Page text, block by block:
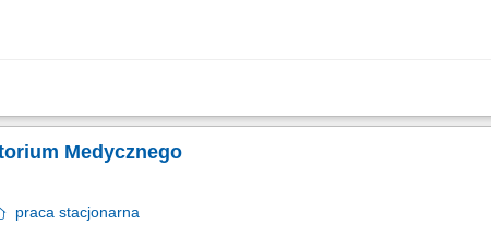
oraz zgodnością realizacji programów z wymogami prawnymi. Tworzenie
Medycznego
praca stacjonarna